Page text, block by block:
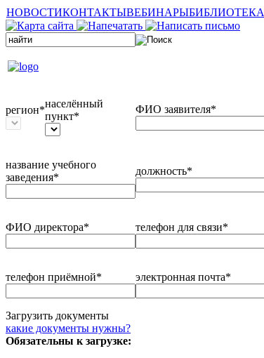
НОВОСТИКОНТАКТЫВЕБИНАРЫБИБЛИОТЕКА
регион*
населённый
пункт*
ФИО заявителя*
название учебного
заведения*
должность*
ФИО директора* телефон для связи*
телефон приёмной* электронная почта*
Загрузить документы
какие документы нужны?
Обязательны к загрузке: